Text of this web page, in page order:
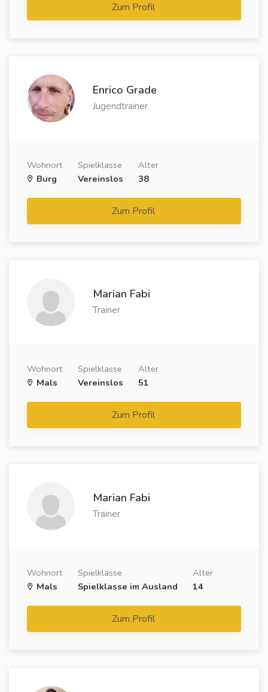
Zum Profil
Enrico Grade
Jugendtrainer
Wohnort
Burg
Spielklasse
Vereinslos
Alter
38
Zum Profil
Marian Fabi
Trainer
Wohnort
Mals
Spielklasse
Vereinslos
Alter
51
Zum Profil
Marian Fabi
Trainer
Wohnort
Mals
Spielklasse
Spielklasse im Ausland
Alter
14
Zum Profil